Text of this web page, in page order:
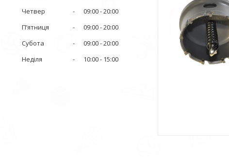
Четвер
09:00 20:00
Пʼятниця
09:00 20:00
Субота
09:00 20:00
Неділя
10:00 15:00